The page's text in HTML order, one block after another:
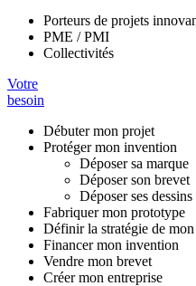
Porteurs de projets
PME / PMI
Collectivités
Votre
besoin
Débuter mon projet
Protéger mon invention
Déposer sa marque
Déposer son brevet
Déposer ses
Fabriquer mon prototype
Définir la stratégie de
Financer mon invention
Vendre mon brevet
Créer mon entreprise